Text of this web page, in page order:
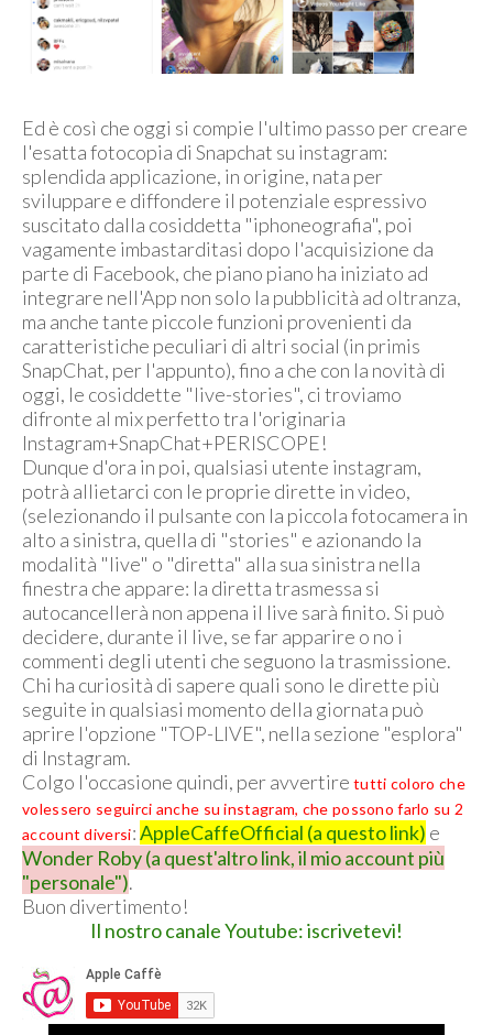
Ed è così che oggi si compie l'ultimo passo per creare
l'esatta fotocopia di Snapchat su instagram:
splendida applicazione, in origine, nata per
sviluppare e diffondere il potenziale espressivo
suscitato dalla cosiddetta "iphoneografia", poi
vagamente imbastarditasi dopo l'acquisizione da
parte di Facebook, che piano piano ha iniziato ad
integrare nell'App non solo la pubblicità ad oltranza,
ma anche tante piccole funzioni provenienti da
caratteristiche peculiari di altri social (in primis
SnapChat, per l'appunto), fino a che con la novità di
oggi, le cosiddette "live-stories", ci troviamo
difronte al mix perfetto tra l'originaria
Instagram+SnapChat+PERISCOPE!
Dunque d'ora in poi, qualsiasi utente instagram,
potrà allietarci con le proprie dirette in video,
(selezionando il pulsante con la piccola fotocamera in
alto a sinistra, quella di "stories" e azionando la
modalità "live" o "diretta" alla sua sinistra nella
finestra che appare: la diretta trasmessa si
autocancellerà non appena il live sarà finito. Si può
decidere, durante il live, se far apparire o no i
commenti degli utenti che seguono la trasmissione.
Chi ha curiosità di sapere quali sono le dirette più
seguite in qualsiasi momento della giornata può
aprire l'opzione "TOP-LIVE", nella sezione "esplora"
di Instagram.
Colgo l'occasione quindi, per avvertire tutti coloro che
volessero seguirci anche su instagram, che possono farlo su 2
account diversi:AppleCaffeOfficial (a questo link) e
Wonder Roby (a quest'altro link, il mio account più
"personale").
Buon divertimento!
Il nostro canale Youtube: iscrivetevi!